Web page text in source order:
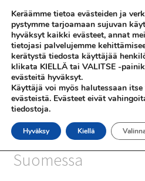
Siirry
navigointiin
Siirry
sisältöön
SHOP
INFO
SiniSusan kortit
Suomessa
Keräämme tietoa evästeiden ja
pystymme tarjoamaan sujuvan
hyväksyt kaikki evästeet, annat
tietojasi palvelujemme
kerätystä tiedosta käyttäjää
klikata KIELLÄ tai VALITSE -
evästeitä hyväksyt.
Käyttäjä voi myös halutessaan
evästeistä. Evästeet eivät
tiedostoja.
Hyväksy Kiellä